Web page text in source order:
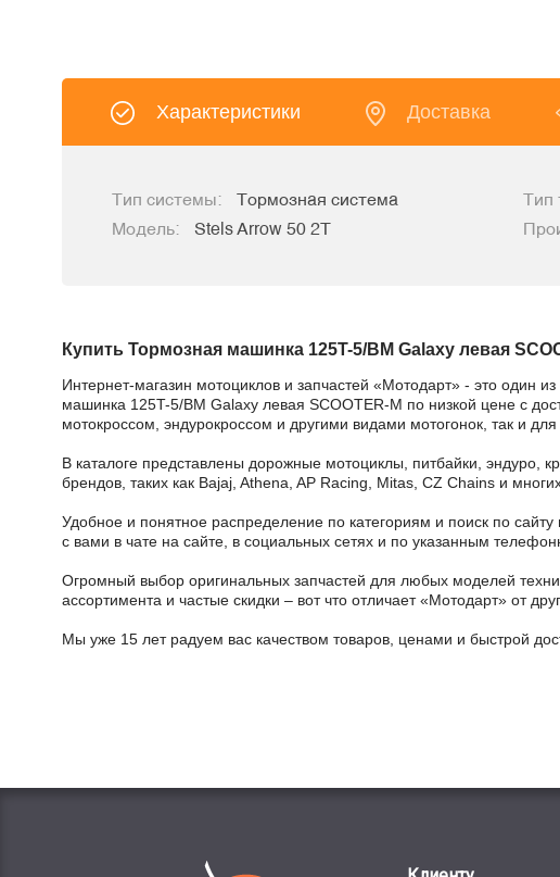
Характеристики Доставка
Тип системы: Тормозная система
Модель:
Stels Arrow 50 2T
Купить Тормозная машинка 125T-5/BM Galaxy левая
Интернет-магазин мотоциклов и запчастей «Мотодарт» - это один
машинка 125T-5/BM Galaxy левая SCOOTER-M по низкой цене с
мотокроссом, эндурокроссом и другими видами мотогонок, так и
В каталоге представлены дорожные мотоциклы, питбайки, эндуро,
брендов, таких как Bajaj, Athena, AP Racing, Mitas, CZ Chains и
Удобное и понятное распределение по категориям и поиск по
с вами в чате на сайте, в социальных сетях и по указанным
Огромный выбор оригинальных запчастей для любых моделей
ассортимента и частые скидки – вот что отличает «Мотодарт» от
Мы уже 15 лет радуем вас качеством товаров, ценами и быстрой